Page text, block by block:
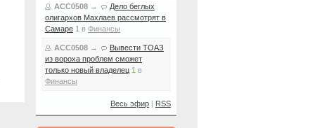
ACC0508 →
Дело беглых
олигархов Махлаев рассмотрят в
Самаре 1 в Финансы
ACC0508 →
Вывести ТОАЗ
из вороха проблем сможет
только новый владелец 1 в
Финансы
Весь эфир | RSS